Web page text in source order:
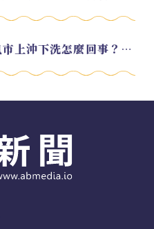
EP.213 川普大攪局：袋鼠市上沖下洗怎麼回事？feat. Alvin